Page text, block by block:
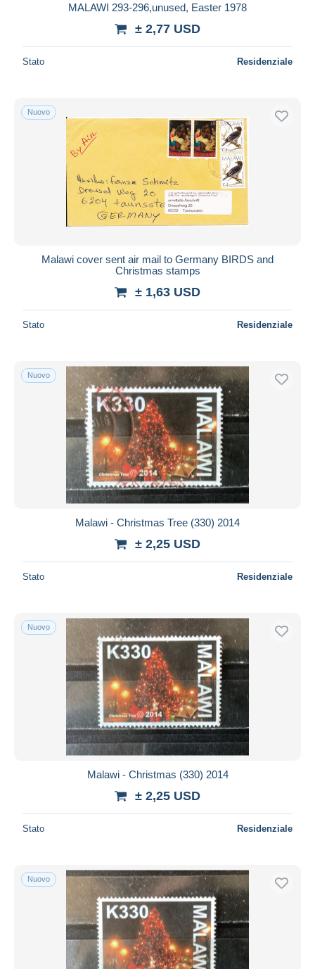
MALAWI 293-296,unused, Easter 1978
± 2,77 USD
Stato Residenziale
Nuovo
Malawi cover sent air mail to Germany BIRDS and
Christmas stamps
± 1,63 USD
Stato Residenziale
Nuovo
Malawi - Christmas Tree (330) 2014
± 2,25 USD
Stato Residenziale
Nuovo
Malawi - Christmas (330) 2014
± 2,25 USD
Stato Residenziale
Nuovo